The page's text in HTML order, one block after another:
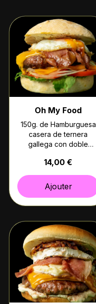
Oh My Food
150g. de Hamburguesa
casera de ternera
gallega con doble
bacon, lechuga, tomate
y cebolla (Pan rústico)
14,00 €
Ajouter